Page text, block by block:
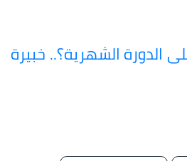
الدورة الشهرية؟.. خبيرة